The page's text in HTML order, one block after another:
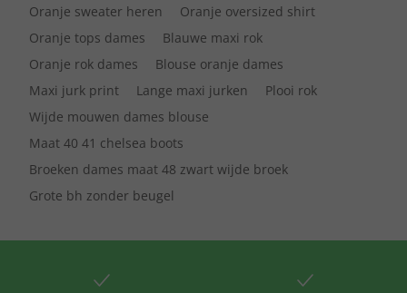
Oranje sweater heren
Oranje oversized shirt
Oranje tops dames
Blauwe maxi rok
Oranje rok dames
Blouse oranje dames
Maxi jurk print
Lange maxi jurken
Plooi rok
Wijde mouwen dames blouse
Maat 40 41 chelsea boots
Broeken dames maat 48 zwart wijde broek
Grote bh zonder beugel